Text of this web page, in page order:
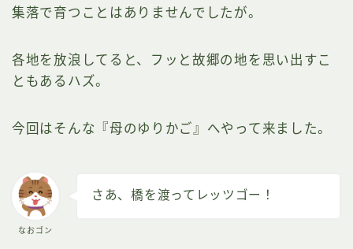
集落で育つことはありませんでしたが。
各地を放浪してると、フッと故郷の地を思い出すこ
ともあるハズ。
今回はそんな『母のゆりかご』へやって来ました。
なおゴン
さあ、橋を渡ってレッツゴー！